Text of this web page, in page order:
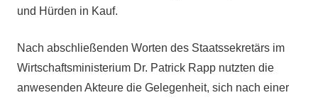
und Hürden in Kauf.
Nach abschließenden Worten des Staatssekretärs im
Wirtschaftsministerium Dr. Patrick Rapp nutzten die
anwesenden Akteure die Gelegenheit, sich nach einer